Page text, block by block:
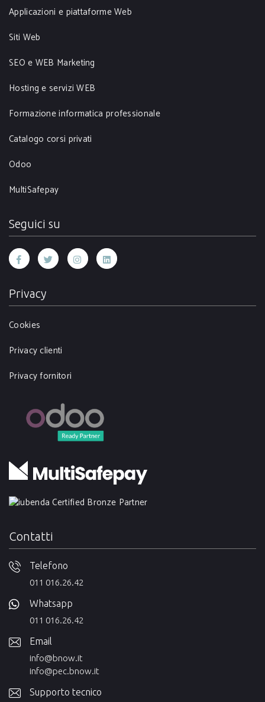
Applicazioni e piattaforme Web
Siti Web
SEO e WEB Marketing
Hosting e servizi WEB
Formazione informatica professionale
Catalogo corsi privati
Odoo
MultiSafepay
Seguici su
Privacy
Cookies
Privacy clienti
Privacy fornitori
Contatti
Telefono
011 016.26.42
Whatsapp
011 016.26.42
Email
info@bnow.it
info@pec.bnow.it
Supporto tecnico